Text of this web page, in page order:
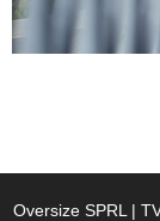
Oversize SPRL |